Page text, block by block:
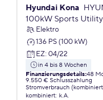
Hyundai Kona
100kW Sports
Elektro
136 PS (100 kW)
EZ: 04/22
in 4 bis 8 Wochen
Finanzierungsdetails:48
9.550 € Schlusszahlung
Stromverbrauch
kombiniert: k.A.